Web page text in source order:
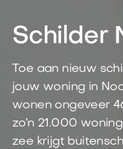
Schilder
Toe aan nieuw
jouw woning in
wonen ongeveer
zo’n 21.000
zee krijgt